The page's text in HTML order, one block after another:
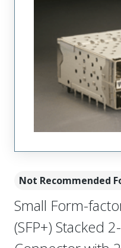
Not Recommended
Small Form-
(SFP+) Stacked